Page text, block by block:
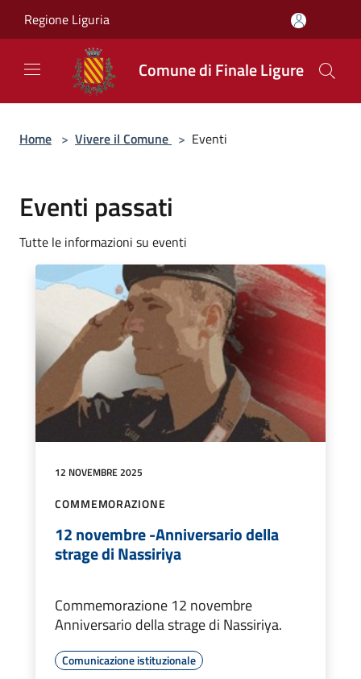
Regione Liguria
Comune di Finale Ligure
Home > Vivere il Comune > Eventi
Eventi passati
Tutte le informazioni su eventi
12 NOVEMBRE 2025
COMMEMORAZIONE
12 novembre -Anniversario della
strage di Nassiriya
Commemorazione 12 novembre
Anniversario della strage di Nassiriya.
Comunicazione istituzionale